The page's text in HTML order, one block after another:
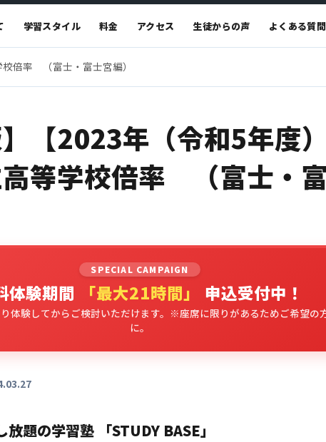
倍率 （富士・富士宮編）
学習スタイル 料金 アクセス 生徒からの声 よくある質問
】【2023年（令和5年度
等学校倍率 （富士・
SPECIAL CAMPAIGN
体験期間 「最大21時間」 申込受付中！
体験してからご検討いただけます。※座席に限りがあるためご希望の
に。
題の学習塾 「STUDY BASE」